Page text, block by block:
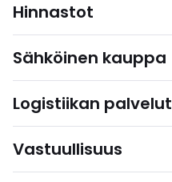
Hinnastot
Sähköinen kauppa
Logistiikan palvelut
Vastuullisuus